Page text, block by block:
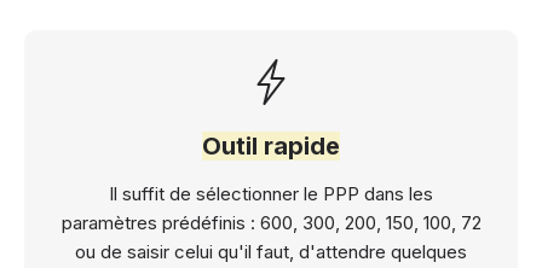
Outil rapide
Il suffit de sélectionner le PPP dans les
paramètres prédéfinis : 600, 300, 200, 150, 100, 72
ou de saisir celui qu'il faut, d'attendre quelques